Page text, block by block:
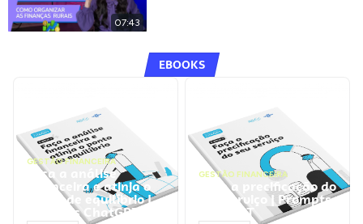
07:43
EBOOKS
GESTÃO FINANCEIRA
Faça a análise
financeira e atinja o
ponto de equilíbrio |
Prompts ChatGPT
GESTÃO FINANCEIRA
Faça a precificação do
seu serviço | Prompts
ChatGPT